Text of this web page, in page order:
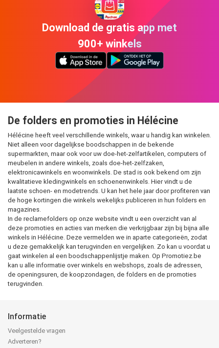
Download de gratis app met
900+ winkels
De folders en promoties in Hélécine
Hélécine heeft veel verschillende winkels, waar u handig kan winkelen.
Niet alleen voor dagelijkse boodschappen in de bekende
supermarkten, maar ook voor uw doe-het-zelfartikelen, computers of
meubelen in andere winkels, zoals doe-het-zelfzaken,
elektronicawinkels en woonwinkels. De stad is ook bekend om zijn
kwalitatieve kledingwinkels en schoenenwinkels. Hier vindt u de
laatste schoen- en modetrends. U kan het hele jaar door profiteren van
de hoge kortingen die winkels wekelijks publiceren in hun folders en
magazines.
In de reclamefolders op onze website vindt u een overzicht van al
deze promoties en acties van merken die verkrijgbaar zijn bij bijna alle
winkels in Hélécine. Deze vermelden we in aparte categorieën, zodat
u deze gemakkelijk kan terugvinden en vergelijken. Zo kan u voordat u
gaat winkelen al een boodschappenlijstje maken. Op Promotiez.be
kan u alle informatie over winkels en webshops, zoals de adressen,
de openingsuren, de koopzondagen, de folders en de promoties
terugvinden.
Informatie
Veelgestelde vragen
Adverteren?